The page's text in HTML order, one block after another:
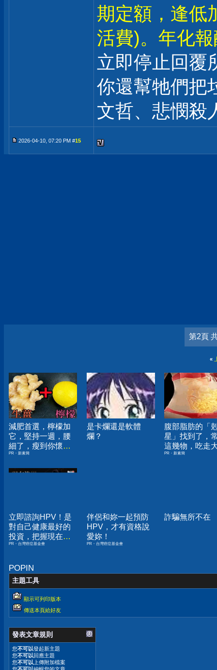
期定額，逢低
活費)。年化
立即停止回覆
你還幫牠們把
文哲、悲憫殺
2026-04-10, 07:20 PM #15
第2頁
«
減肥首選，檸檬加
它，堅持一週，腰
細了，瘦到你懷疑
人生
PR・新素簡
是卡爛還是軟體
爛？
腹部脂肪的「
星」找到了，
這幾物，吃走
囊，瘦出小蠻
PR・新素簡
立即諮詢HPV！是
對自己健康最好的
投資，把握現在不
嫌晚！
PR・台灣癌症基金會
伴侶和妳一起預防
HPV，才有資格說
愛妳！
PR・台灣癌症基金會
詐騙無所不在
POPIN
主題工具
顯示可列印版本
傳送本頁給好友
發表文章規則
您不可以發起新主題
您不可以 回應主題
您不可以 上傳附加檔案